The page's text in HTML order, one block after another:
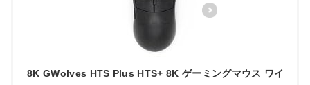
8K GWolves HTS Plus HTS+ 8K ゲーミングマウス ワイ